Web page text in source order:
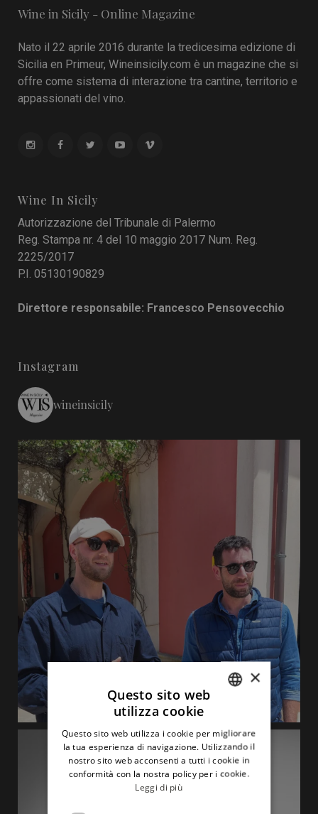
Wine in Sicily - Online Magazine
Nato il 22 aprile 2016 durante la tredicesima edizione di
Sicilia en Primeur, Wineinsicily.com è un magazine che si
offre come sistema di interazione tra cantine, territorio e
appassionati del vino.
Wine In Sicily
Autorizzazione del Tribunale di Palermo
Reg. Stampa nr. 4 del 10 maggio 2017 Num. Reg.
2225/2017
P.I. 05130190829
Direttore responsabile: Francesco Pensovecchio
Instagram
wineinsicily
ENGLISH
×
Questo sito web
utilizza cookie
Questo sito web utilizza i cookie per migliorare
la tua esperienza di navigazione. Utilizzando il
nostro sito web acconsenti a tutti i cookie in
conformità con la nostra policy per i cookie.
Leggi di più